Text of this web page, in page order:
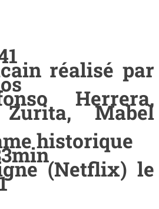
réalisé par
Herrera,
Mabel
historique
(Netflix) le